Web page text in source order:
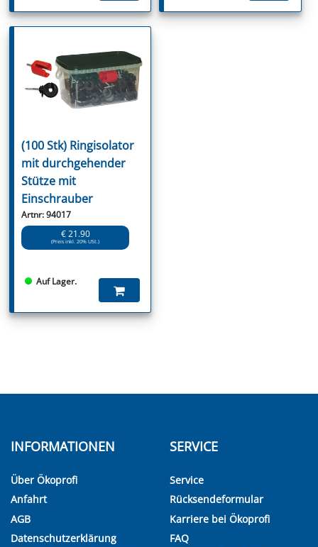
(100 Stk) Ringisolator
mit durchgehender
Stütze mit
Einschrauber
Artnr: 94017
€ 21.90
(Preis inkl. 20% USt.)
Auf Lager.
INFORMATIONEN
Über Ökoprofi
Anfahrt
AGB
Datenschutzerklärung
SERVICE
Service
Rücksendeformular
Karriere bei Ökoprofi
FAQ